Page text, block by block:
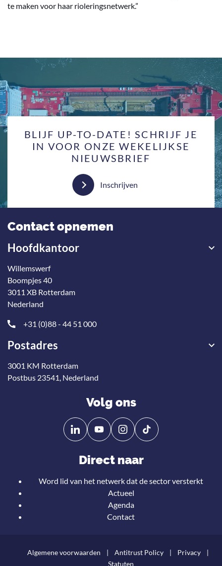
te maken voor haar rioleringsnetwerk.”
BLIJF UP-TO-DATE! SCHRIJF JE
IN VOOR ONZE WEKELIJKSE
NIEUWSBRIEF
Inschrijven
Contact opnemen
Hoofdkantoor
Willemswerf
Boompjes 40
3011 XB Rotterdam
Nederland
+31 (0)88 - 44 51 000
Postadres
3001 KM Rotterdam
Postbus 23541, Nederland
Volg ons
Volg
ons
Linkedin
Volg
ons
YouTube
Direct naar
Word lid van het netwerk dat de sector versterkt
Actueel
Agenda
Contact
Algemene voorwaarden Antitrust Policy
Privacy
Statuten